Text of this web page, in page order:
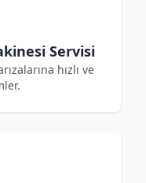
Servisi
hızlı ve